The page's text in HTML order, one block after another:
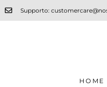
Supporto:
HOME